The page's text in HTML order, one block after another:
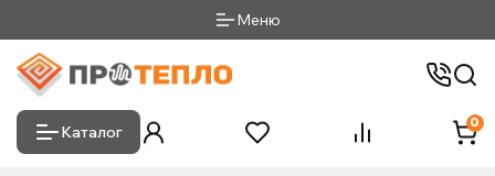
Меню
Каталог
0